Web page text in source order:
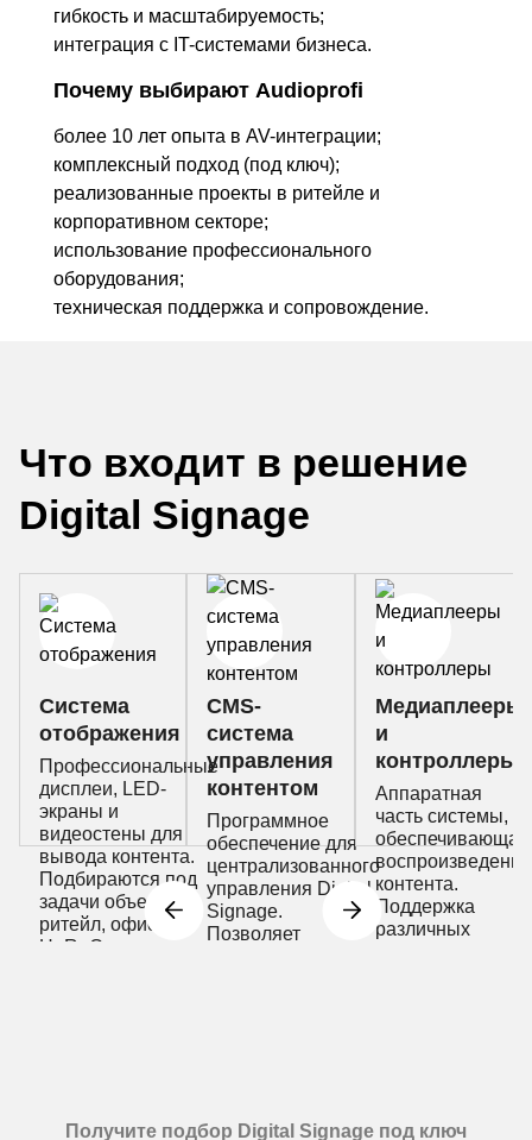
гибкость и масштабируемость;
интеграция с IT-системами бизнеса.
Почему выбирают Audioprofi
более 10 лет опыта в AV-интеграции;
комплексный подход (под ключ);
реализованные проекты в ритейле и
корпоративном секторе;
использование профессионального
оборудования;
техническая поддержка и сопровождение.
Что входит в решение
Digital Signage
Система
отображения
Профессиональные
дисплеи, LED-
экраны и
видеостены для
вывода контента.
Подбираются под
задачи объекта:
ритейл, офис,
HoReCa или
CMS-
система
управления
контентом
Программное
обеспечение для
централизованного
управления Digital
Signage.
Позволяет
Медиаплееры
и
контроллеры
Аппаратная
часть системы,
обеспечивающая
воспроизведение
контента.
Поддержка
различных
Получите подбор Digital Signage под ключ